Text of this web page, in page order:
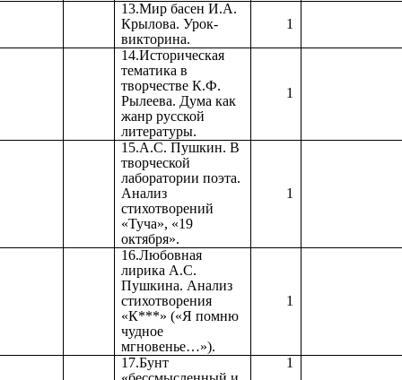
13.Мир басен И.А.
Крылова. Урок-
викторина.
1
14.Историческая
тематика в
творчестве К.Ф.
Рылеева. Дума как
жанр русской
литературы.
1
15.А.С. Пушкин. В
творческой
лаборатории поэта.
Анализ
стихотворений
«Туча», «19
октября».
1
16.Любовная
лирика А.С.
Пушкина. Анализ
стихотворения
«К***» («Я помню
чудное
мгновенье…»).
1
17.Бунт
1